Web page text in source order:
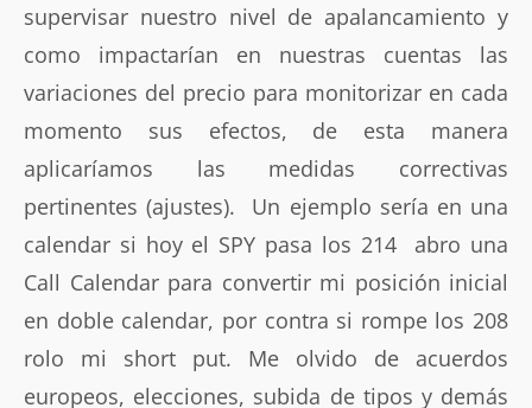
supervisar nuestro nivel de apalancamiento y
como impactarían en nuestras cuentas las
variaciones del precio para monitorizar en cada
momento sus efectos, de esta manera
aplicaríamos las medidas correctivas
pertinentes (ajustes). Un ejemplo sería en una
calendar si hoy el SPY pasa los 214 abro una
Call Calendar para convertir mi posición inicial
en doble calendar, por contra si rompe los 208
rolo mi short put. Me olvido de acuerdos
europeos, elecciones, subida de tipos y demás